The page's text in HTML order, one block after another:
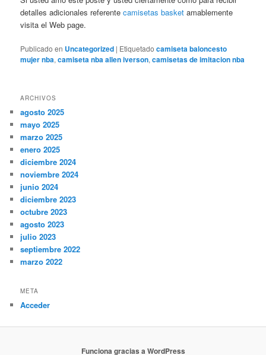
detalles adicionales referentecamisetas basket amablemente
visita el Web page.
Publicado en Uncategorized | Etiquetado camiseta baloncesto
mujer nba,camiseta nba allen iverson,camisetas de imitacion nba
ARCHIVOS
agosto 2025
mayo 2025
marzo 2025
enero 2025
diciembre 2024
noviembre 2024
junio 2024
diciembre 2023
octubre 2023
agosto 2023
julio 2023
septiembre 2022
marzo 2022
META
Acceder
Funciona gracias a WordPress